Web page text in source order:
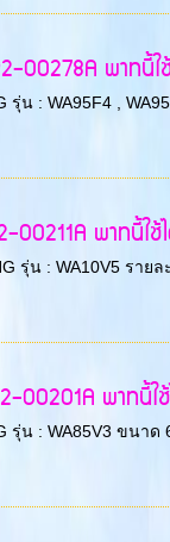
00278A พาทนี้ใ
น : WA95F4 ,
00211A พาทนี้ใช้
รุ่น : WA10V5 รายล
00201A พาทนี้ใ
รุ่น : WA85V3 ขนาด